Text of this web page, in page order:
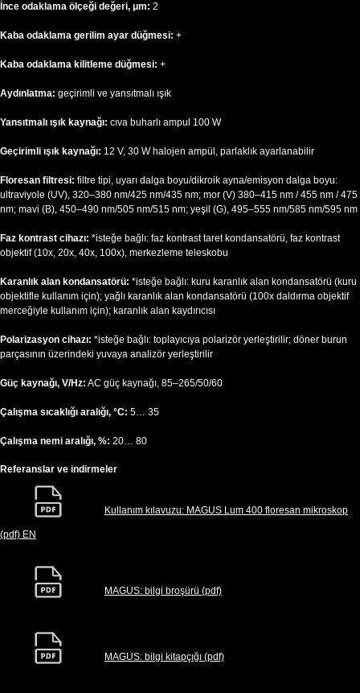
İnce odaklama ölçeği değeri, μm: 2
Kaba odaklama gerilim ayar düğmesi: +
Kaba odaklama kilitleme düğmesi: +
Aydınlatma: geçirimli ve yansıtmalı ışık
Yansıtmalı ışık kaynağı: cıva buharlı ampul 100 W
Geçirimli ışık kaynağı: 12 V, 30 W halojen ampül, parlaklık ayarlanabilir
Floresan filtresi: filtre tipi, uyarı dalga boyu/dikroik ayna/emisyon dalga boyu:
ultraviyole (UV), 320–380 nm/425 nm/435 nm; mor (V) 380–415 nm / 455 nm / 475
nm; mavi (B), 450–490 nm/505 nm/515 nm; yeşil (G), 495–555 nm/585 nm/595 nm
Faz kontrast cihazı: *isteğe bağlı: faz kontrast taret kondansatörü, faz kontrast
objektif (10x, 20x, 40x, 100x), merkezleme teleskobu
Karanlık alan kondansatörü: *isteğe bağlı: kuru karanlık alan kondansatörü (kuru
objektifle kullanım için); yağlı karanlık alan kondansatörü (100x daldırma objektif
merceğiyle kullanım için); karanlık alan kaydırıcısı
Polarizasyon cihazı: *isteğe bağlı: toplayıcıya polarizör yerleştirilir; döner burun
parçasının üzerindeki yuvaya analizör yerleştirilir
Güç kaynağı, V/Hz: AC güç kaynağı, 85–265/50/60
Çalışma sıcaklığı aralığı, °C: 5… 35
Çalışma nemi aralığı, %: 20… 80
Referanslar ve indirmeler
Kullanım kılavuzu: MAGUS Lum 400 floresan mikroskop
(pdf) EN
MAGUS: bilgi broşürü (pdf)
MAGUS: bilgi kitapçığı (pdf)